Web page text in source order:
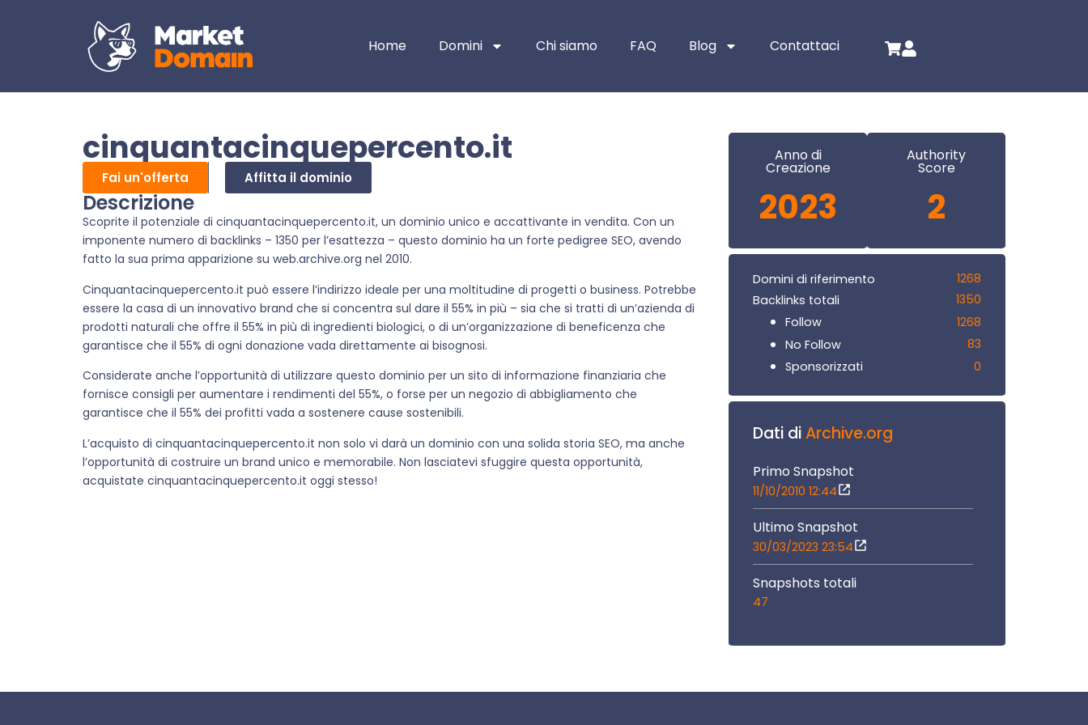
Home Domini Chi siamo FAQ Blog Contattaci
cinquantacinquepercento.it
Fai un'offerta Affitta il dominio
Descrizione
Scoprite il potenziale di cinquantacinquepercento.it, un dominio unico e accattivante in vendita. Con un
imponente numero di backlinks – 1350 per l’esattezza – questo dominio ha un forte pedigree SEO, avendo
fatto la sua prima apparizione su web.archive.org nel 2010.
Cinquantacinquepercento.it può essere l’indirizzo ideale per una moltitudine di progetti o business. Potrebbe
essere la casa di un innovativo brand che si concentra sul dare il 55% in più – sia che si tratti di un’azienda di
prodotti naturali che offre il 55% in più di ingredienti biologici, o di un’organizzazione di beneficenza che
garantisce che il 55% di ogni donazione vada direttamente ai bisognosi.
Considerate anche l’opportunità di utilizzare questo dominio per un sito di informazione finanziaria che
fornisce consigli per aumentare i rendimenti del 55%, o forse per un negozio di abbigliamento che
garantisce che il 55% dei profitti vada a sostenere cause sostenibili.
L’acquisto di cinquantacinquepercento.it non solo vi darà un dominio con una solida storia SEO, ma anche
l’opportunità di costruire un brand unico e memorabile. Non lasciatevi sfuggire questa opportunità,
acquistate cinquantacinquepercento.it oggi stesso!
Anno di
Creazione
2023
Authority
Score
2
Domini di riferimento
1268
Backlinks totali
1350
Follow
1268
No Follow
83
Sponsorizzati
0
Dati diArchive.org
Primo Snapshot
11/10/2010 12:44
Ultimo Snapshot
30/03/2023 23:54
Snapshots totali
47